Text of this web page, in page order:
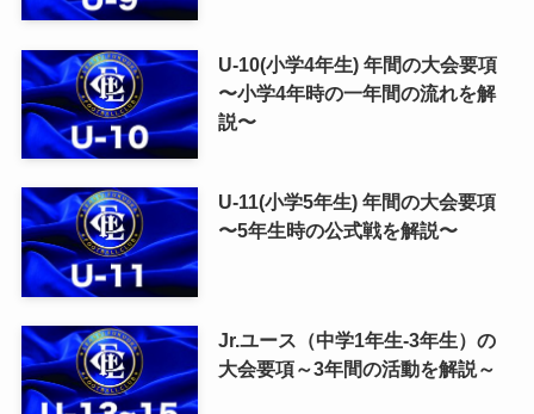
U-10(小学4年生) 年間の大会要項
〜小学4年時の一年間の流れを解
説〜
U-11(小学5年生) 年間の大会要項
〜5年生時の公式戦を解説〜
Jr.ユース（中学1年生-3年生）の
大会要項～3年間の活動を解説～